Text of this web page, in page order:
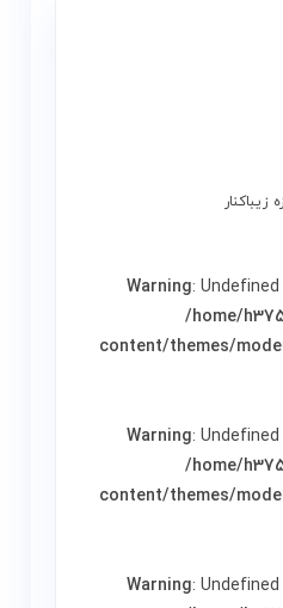
Warning:
/home/
content/themes/
Warning:
/home/
content/themes/
Warning: